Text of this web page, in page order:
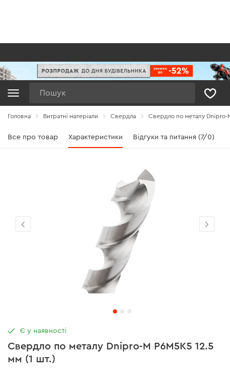
Головна Витратні матеріали Свердла Свердло по металу Dnipro-
Все про товар Характеристики Відгуки та питання (7/0)
Свердло по металу Dnipro-M P6M5K5 12.5
мм (1 шт.)
Є у наявності